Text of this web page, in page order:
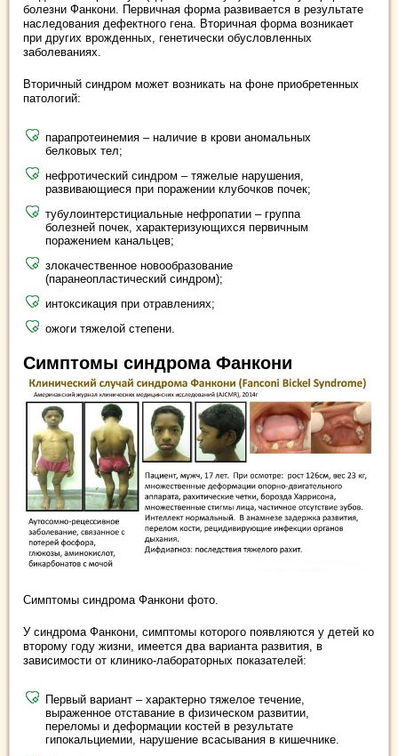
болезни Фанкони. Первичная форма развивается в результате
наследования дефектного гена. Вторичная форма возникает
при других врожденных, генетически обусловленных
заболеваниях.
Вторичный синдром может возникать на фоне приобретенных
патологий:
парапротеинемия – наличие в крови аномальных
белковых тел;
нефротический синдром – тяжелые нарушения,
развивающиеся при поражении клубочков почек;
тубулоинтерстициальные нефропатии – группа
болезней почек, характеризующихся первичным
поражением канальцев;
злокачественное новообразование
(паранеопластический синдром);
интоксикация при отравлениях;
ожоги тяжелой степени.
Симптомы синдрома Фанкони
Симптомы синдрома Фанкони фото.
У синдрома Фанкони, симптомы которого появляются у детей ко
второму году жизни, имеется два варианта развития, в
зависимости от клинико-лабораторных показателей:
Первый вариант – характерно тяжелое течение,
выраженное отставание в физическом развитии,
переломы и деформации костей в результате
гипокальциемии, нарушение всасывания в кишечнике.